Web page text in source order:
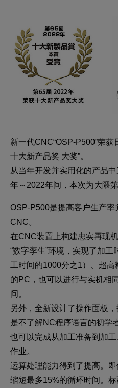
新一代CNC“OSP-P500”荣
十大新产品奖 大奖”。
从当年开发并实用化的产品
年～2022年间，本次为大隈第
OSP-P500是提高客户生产
CNC。
在CNC装置上构建忠实再现
“数字孪生”环境，实现了加
工时间的1000分之1）、超
的PC，也可以进行与实机相
间。
另外，全新设计了操作面板
是不了解NC程序语言的初学
也可以完成从加工准备到加
作业。
运算处理能力得到了提高。
缩短最多15%的循环时间。